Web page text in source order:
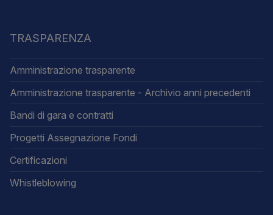
TRASPARENZA
Amministrazione trasparente
Amministrazione trasparente - Archivio anni precedenti
Bandi di gara e contratti
Progetti Assegnazione Fondi
Certificazioni
Whistleblowing